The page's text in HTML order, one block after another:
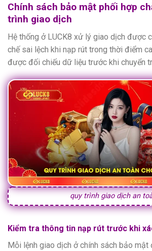
Chính sách bảo mật phối hợp
trình giao dịch
Hệ thống ở LUCK8 xử lý giao dịch được
chế sai lệch khi nạp rút trong thời điểm
được đối chiếu dữ liệu trước khi chuyển
quy trình giao dịch an
Kiểm tra thông tin nạp rút trước khi
Mỗi lệnh giao dịch ở chính sách bảo